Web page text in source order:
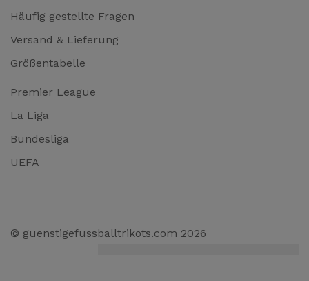
Häufig gestellte Fragen
Versand & Lieferung
Größentabelle
Premier League
La Liga
Bundesliga
UEFA
© guenstigefussballtrikots.com 2026